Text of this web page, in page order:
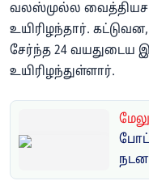
வலஸ்முல்ல
உயிரிழந்தார்.
சேர்ந்த 24 வயதுடைய
உயிரிழந்துள்ளார்.